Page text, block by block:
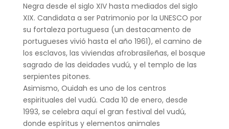
Negra desde el siglo XIV hasta mediados del siglo
XIX. Candidata a ser Patrimonio por la UNESCO por
su fortaleza portuguesa (un destacamento de
portugueses vivió hasta el año 1961), el camino de
los esclavos, las viviendas afrobrasileñas, el bosque
sagrado de las deidades vudú, y el templo de las
serpientes pitones.
Asimismo, Ouidah es uno de los centros
espirituales del vudú. Cada 10 de enero, desde
1993, se celebra aquí el gran festival del vudú,
donde espíritus y elementos animales